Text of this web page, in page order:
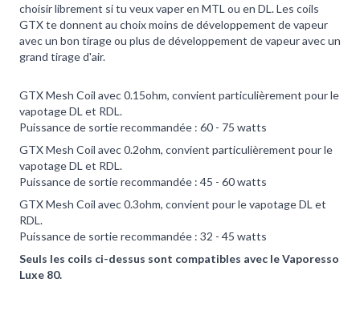
choisir librement si tu veux vaper en MTL ou en DL. Les coils
GTX te donnent au choix moins de développement de vapeur
avec un bon tirage ou plus de développement de vapeur avec un
grand tirage d'air.
GTX Mesh Coil avec 0.15ohm, convient particulièrement pour le
vapotage DL et RDL.
Puissance de sortie recommandée : 60 - 75 watts
GTX Mesh Coil avec 0.2ohm, convient particulièrement pour le
vapotage DL et RDL.
Puissance de sortie recommandée : 45 - 60 watts
GTX Mesh Coil avec 0.3ohm, convient pour le vapotage DL et
RDL.
Puissance de sortie recommandée : 32 - 45 watts
Seuls les coils ci-dessus sont compatibles avec le Vaporesso
Luxe 80.